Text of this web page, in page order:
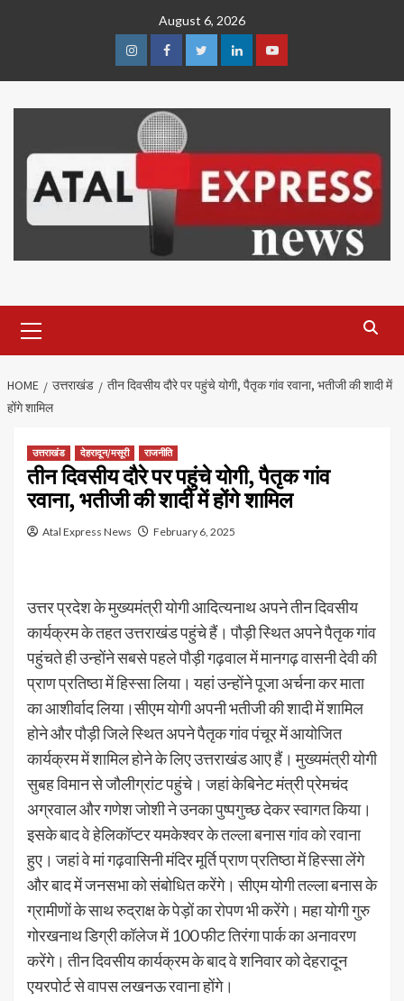
August 6, 2026
InstagramFacebookTwitterLinkedinYoutube
Menu
HOME उत्तराखंड
तीन दिवसीय दौरे पर पहुंचे योगी, पैतृक गांव रवाना, भतीजी की शादी में
होंगे शामिल
उत्तराखंड देहरादून/मसूरी राजनीति
तीन दिवसीय दौरे पर पहुंचे योगी, पैतृक गांव
रवाना, भतीजी की शादी में होंगे शामिल
Atal Express News February 6, 2025
उत्तर प्रदेश के मुख्यमंत्री योगी आदित्यनाथ अपने तीन दिवसीय
कार्यक्रम के तहत उत्तराखंड पहुंचे हैं। पौड़ी स्थित अपने पैतृक गांव
पहुंचते ही उन्होंने सबसे पहले पौड़ी गढ़वाल में मानगढ़ वासनी देवी की
प्राण प्रतिष्ठा में हिस्सा लिया। यहां उन्होंने पूजा अर्चना कर माता
का आशीर्वाद लिया।सीएम योगी अपनी भतीजी की शादी में शामिल
होने और पौड़ी जिले स्थित अपने पैतृक गांव पंचूर में आयोजित
कार्यक्रम में शामिल होने के लिए उत्तराखंड आए हैं। मुख्यमंत्री योगी
सुबह विमान से जौलीग्रांट पहुंचे। जहां केबिनेट मंत्री प्रेमचंद
अग्रवाल और गणेश जोशी ने उनका पुष्पगुच्छ देकर स्वागत किया।
इसके बाद वे हेलिकॉप्टर यमकेश्वर के तल्ला बनास गांव को रवाना
हुए। जहां वे मां गढ़वासिनी मंदिर मूर्ति प्राण प्रतिष्ठा में हिस्सा लेंगे
और बाद में जनसभा को संबोधित करेंगे। सीएम योगी तल्ला बनास के
ग्रामीणों के साथ रुद्राक्ष के पेड़ों का रोपण भी करेंगे। महा योगी गुरु
गोरखनाथ डिग्री कॉलेज में 100 फीट तिरंगा पार्क का अनावरण
करेंगे। तीन दिवसीय कार्यक्रम के बाद वे शनिवार को देहरादून
एयरपोर्ट से वापस लखनऊ रवाना होंगे।